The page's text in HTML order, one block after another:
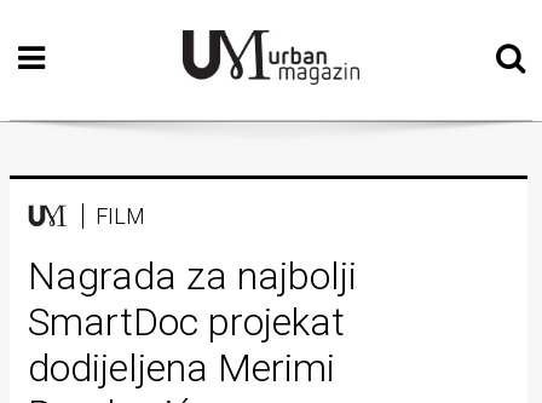
Početna
Vizualne
Teatar
Književnost
Muzika
Film
FILM
Nagrada za najbolji
SmartDoc projekat
dodijeljena Merimi